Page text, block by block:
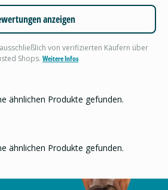
anzeigen
von verifizierten Käufern über
Shops. Weitere Infos
ähnlichen Produkte gefunden.
ähnlichen Produkte gefunden.